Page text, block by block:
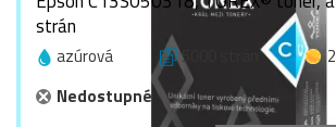
strán
azúrová 5000 strán
Nedostupné